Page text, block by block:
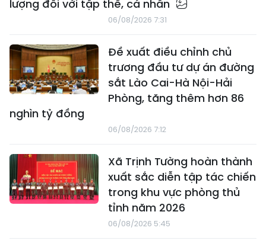
lượng đối với tập thể, cá nhân
06/08/2026 7:31
Đề xuất điều chỉnh chủ
trương đầu tư dự án đường
sắt Lào Cai-Hà Nội-Hải
Phòng, tăng thêm hơn 86
nghìn tỷ đồng
06/08/2026 7:12
Xã Trịnh Tường hoàn thành
xuất sắc diễn tập tác chiến
trong khu vực phòng thủ
tỉnh năm 2026
06/08/2026 5:45